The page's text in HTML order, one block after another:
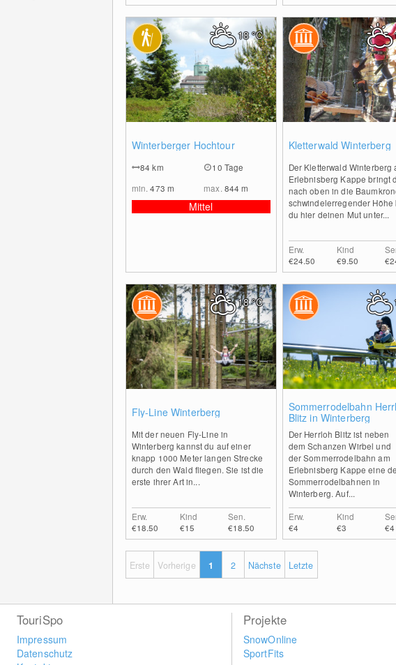
Winterberger Hochtour
84km
10 Tage
min.473 m max. 844m
Mittel
18°C
Kletterwald Winterberg
Der Kletterwald Winterberg
Erlebnisberg Kappe bringt
nach oben in die
schwindelerregender Höhe
du hier deinen Mut unter...
Erw.
€24.50
Kind
€9.50
Fly-Line Winterberg
Mit der neuen Fly-Line in
Winterberg kannst du auf einer
knapp 1000 Meter langen Strecke
durch den Wald fliegen. Sie ist die
erste ihrer Art in...
Erw.
€18.50
Kind
€15
Sen.
€18.50
18°C
Sommerrodelbahn
Blitz in Winterberg
Der Herrloh Blitz ist neben
dem Schanzen Wirbel und
der Sommerrodelbahn am
Erlebnisberg Kappe eine
Sommerrodelbahnen in
Winterberg. Auf...
Erw.
€4
Kind
€3
€4
Erste Vorherige 1 2 Nächste Letzte
TouriSpo
Impressum
Datenschutz
Projekte
SnowOnline
SportFits